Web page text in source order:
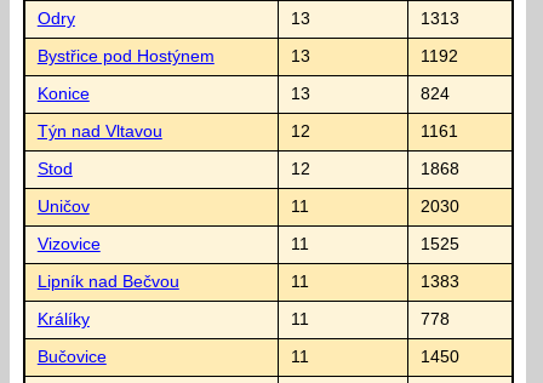
Odry 13 1313
Bystřice pod Hostýnem 13 1192
Konice 13 824
Týn nad Vltavou 12 1161
Stod 12 1868
Uničov 11 2030
Vizovice 11 1525
Lipník nad Bečvou 11 1383
Králíky 11 778
Bučovice 11 1450